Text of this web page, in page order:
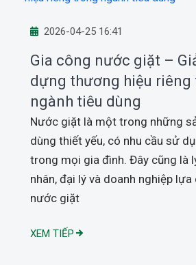
2026-04-25 16:41
Gia công nước giặt –
dựng thương hiệu riêng
ngành tiêu dùng
Nước giặt là một trong những
dùng thiết yếu, có nhu cầu sử
trong mọi gia đình. Đây cũng là
nhân, đại lý và doanh nghiệp
nước giặt
XEM TIẾP